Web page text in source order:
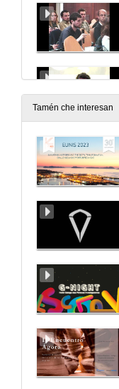
Tamén che interesan